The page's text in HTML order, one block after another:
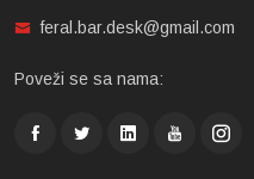
feral.bar.desk@gmail.com
Poveži se sa nama: